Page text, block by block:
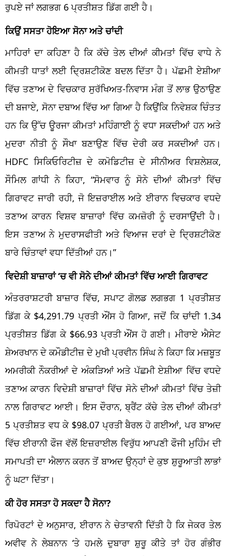
ਰੁਪਏ ਜਾਂ ਲਗਭਗ 6 ਪ੍ਰਤੀਸ਼ਤ ਡਿੱਗ ਗਈ ਹੈ।
ਕਿਉਂ ਸਸਤਾ ਹੋਇਆ ਸੋਨਾ ਅਤੇ ਚਾਂਦੀ
ਮਾਹਿਰਾਂ ਦਾ ਕਹਿਣਾ ਹੈ ਕਿ ਕੱਚੇ ਤੇਲ ਦੀਆਂ ਕੀਮਤਾਂ ਵਿੱਚ ਵਾਧੇ ਨੇ
ਕੀਮਤੀ ਧਾਤਾਂ ਲਈ ਦ੍ਰਿਸ਼ਟੀਕੋਣ ਬਦਲ ਦਿੱਤਾ ਹੈ। ਪੱਛਮੀ ਏਸ਼ੀਆ
ਵਿੱਚ ਤਣਾਅ ਦੇ ਵਿਚਕਾਰ ਸੁਰੱਖਿਅਤ-ਨਿਵਾਸ ਮੰਗ ਤੋਂ ਲਾਭ ਉਠਾਉਣ
ਦੀ ਬਜਾਏ, ਸੋਨਾ ਦਬਾਅ ਵਿੱਚ ਆ ਗਿਆ ਹੈ ਕਿਉਂਕਿ ਨਿਵੇਸ਼ਕ ਚਿੰਤਤ
ਹਨ ਕਿ ਉੱਚ ਊਰਜਾ ਕੀਮਤਾਂ ਮਹਿੰਗਾਈ ਨੂੰ ਵਧਾ ਸਕਦੀਆਂ ਹਨ ਅਤੇ
ਮੁਦਰਾ ਨੀਤੀ ਨੂੰ ਸੌਖਾ ਬਣਾਉਣ ਵਿੱਚ ਦੇਰੀ ਕਰ ਸਕਦੀਆਂ ਹਨ।
HDFC ਸਿਕਿਓਰਿਟੀਜ਼ ਦੇ ਕਮੋਡਿਟੀਜ਼ ਦੇ ਸੀਨੀਅਰ ਵਿਸ਼ਲੇਸ਼ਕ,
ਸੌਮਿਲ ਗਾਂਧੀ ਨੇ ਕਿਹਾ, “ਸੋਮਵਾਰ ਨੂੰ ਸੋਨੇ ਦੀਆਂ ਕੀਮਤਾਂ ਵਿੱਚ
ਗਿਰਾਵਟ ਜਾਰੀ ਰਹੀ, ਜੋ ਇਜ਼ਰਾਈਲ ਅਤੇ ਈਰਾਨ ਵਿਚਕਾਰ ਵਧਦੇ
ਤਣਾਅ ਕਾਰਨ ਵਿਸ਼ਵ ਬਾਜ਼ਾਰਾਂ ਵਿੱਚ ਕਮਜ਼ੋਰੀ ਨੂੰ ਦਰਸਾਉਂਦੀ ਹੈ।
ਇਸ ਤਣਾਅ ਨੇ ਮੁਦਰਾਸਫੀਤੀ ਅਤੇ ਵਿਆਜ ਦਰਾਂ ਦੇ ਦ੍ਰਿਸ਼ਟੀਕੋਣ
ਬਾਰੇ ਚਿੰਤਾਵਾਂ ਵਧਾ ਦਿੱਤੀਆਂ ਹਨ।”
ਵਿਦੇਸ਼ੀ ਬਾਜ਼ਾਰਾਂ ‘ਚ ਵੀ ਸੋਨੇ ਦੀਆਂ ਕੀਮਤਾਂ ਵਿੱਚ ਆਈ ਗਿਰਾਵਟ
ਅੰਤਰਰਾਸ਼ਟਰੀ ਬਾਜ਼ਾਰ ਵਿੱਚ, ਸਪਾਟ ਗੋਲਡ ਲਗਭਗ 1 ਪ੍ਰਤੀਸ਼ਤ
ਡਿੱਗ ਕੇ $4,291.79 ਪ੍ਰਤੀ ਔਂਸ ਹੋ ਗਿਆ, ਜਦੋਂ ਕਿ ਚਾਂਦੀ 1.34
ਪ੍ਰਤੀਸ਼ਤ ਡਿੱਗ ਕੇ $66.93 ਪ੍ਰਤੀ ਔਂਸ ਹੋ ਗਈ। ਮੀਰਾਏ ਐਸੇਟ
ਸ਼ੇਅਰਖਾਨ ਦੇ ਕਮੌਡੀਟੀਜ਼ ਦੇ ਮੁਖੀ ਪ੍ਰਵੀਨ ਸਿੰਘ ਨੇ ਕਿਹਾ ਕਿ ਮਜ਼ਬੂਤ
​​ਅਮਰੀਕੀ ਨੌਕਰੀਆਂ ਦੇ ਅੰਕੜਿਆਂ ਅਤੇ ਪੱਛਮੀ ਏਸ਼ੀਆ ਵਿੱਚ ਵਧਦੇ
ਤਣਾਅ ਕਾਰਨ ਵਿਦੇਸ਼ੀ ਬਾਜ਼ਾਰਾਂ ਵਿੱਚ ਸੋਨੇ ਦੀਆਂ ਕੀਮਤਾਂ ਵਿੱਚ ਤੇਜ਼ੀ
ਨਾਲ ਗਿਰਾਵਟ ਆਈ। ਇਸ ਦੌਰਾਨ, ਬ੍ਰੈਂਟ ਕੱਚੇ ਤੇਲ ਦੀਆਂ ਕੀਮਤਾਂ
5 ਪ੍ਰਤੀਸ਼ਤ ਵਧ ਕੇ $98.07 ਪ੍ਰਤੀ ਬੈਰਲ ਹੋ ਗਈਆਂ, ਪਰ ਬਾਅਦ
ਵਿੱਚ ਈਰਾਨੀ ਫੌਜ ਵੱਲੋਂ ਇਜ਼ਰਾਈਲ ਵਿਰੁੱਧ ਆਪਣੀ ਫੌਜੀ ਮੁਹਿੰਮ ਦੀ
ਸਮਾਪਤੀ ਦਾ ਐਲਾਨ ਕਰਨ ਤੋਂ ਬਾਅਦ ਉਨ੍ਹਾਂ ਦੇ ਕੁਝ ਸ਼ੁਰੂਆਤੀ ਲਾਭਾਂ
ਨੂੰ ਘਟਾ ਦਿੱਤਾ।
ਕੀ ਹੋਰ ਸਸਤਾ ਹੋ ਸਕਦਾ ਹੈ ਸੋਨਾ?
ਰਿਪੋਰਟਾਂ ਦੇ ਅਨੁਸਾਰ, ਈਰਾਨ ਨੇ ਚੇਤਾਵਨੀ ਦਿੱਤੀ ਹੈ ਕਿ ਜੇਕਰ ਤੇਲ
ਅਵੀਵ ਨੇ ਲੇਬਨਾਨ ‘ਤੇ ਹਮਲੇ ਦੁਬਾਰਾ ਸ਼ੁਰੂ ਕੀਤੇ ਤਾਂ ਹੋਰ ਗੰਭੀਰ